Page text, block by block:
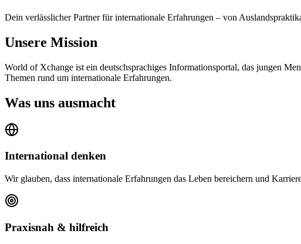
Dein verlässlicher Partner für internationale Erfahrungen – von
Unsere Mission
World of Xchange ist ein deutschsprachiges Informationsportal, das jungen
Themen rund um internationale Erfahrungen.
Was uns ausmacht
International denken
Wir glauben, dass internationale Erfahrungen das Leben bereichern und
Praxisnah & hilfreich